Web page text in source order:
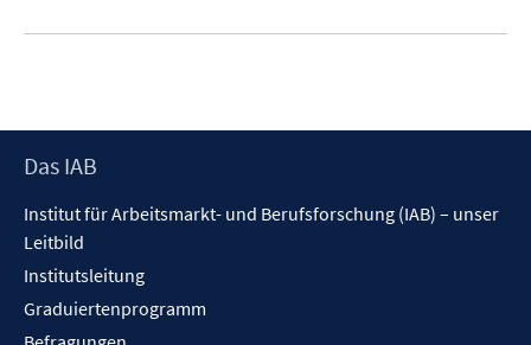
Footer
Das IAB
Institut für Arbeitsmarkt- und Berufsforschung (IAB) – unser
Leitbild
Institutsleitung
Graduiertenprogramm